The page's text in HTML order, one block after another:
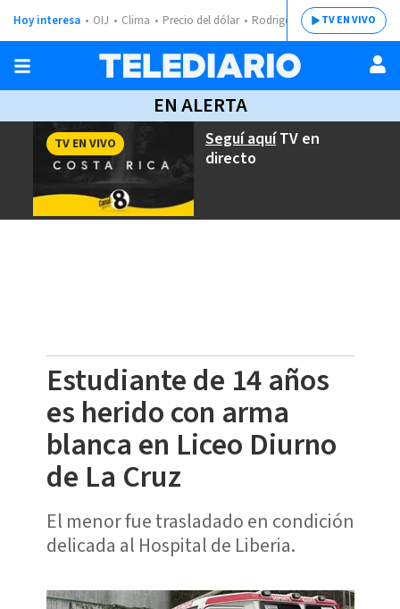
Hoy interesa OIJ Clima Precio del dólar Rodrigo ChavesTV EN VIVO
EN ALERTA
Seguí aquíTV en
directo
TV EN VIVO
Estudiante de 14 años
es herido con arma
blanca en Liceo Diurno
de La Cruz
El menor fue trasladado en condición
delicada al Hospital de Liberia.